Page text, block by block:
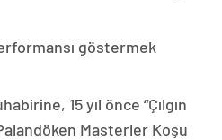
göstermek
15 yıl önce “Çılgın
Masterler Koşu